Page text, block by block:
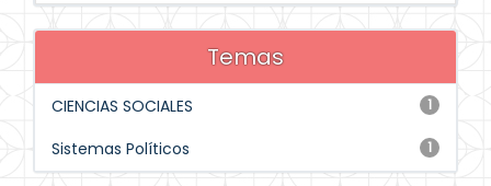
Temas
1
CIENCIAS SOCIALES
1
Sistemas Políticos